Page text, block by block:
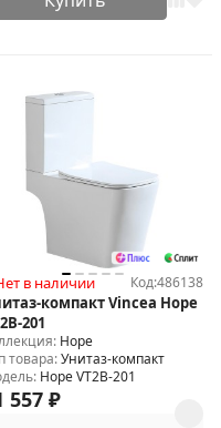
в наличии Код:486138
компакт Vincea Hope
201
Hope
товара:Унитаз-компакт
Hope VT2B-201
557 ₽